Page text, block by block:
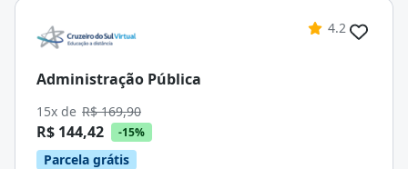
4.2
Administração Pública
15x de R$ 169,90
R$ 144,42 -15%
Parcela grátis